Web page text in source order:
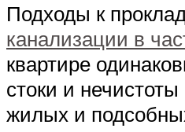
Подходы к
канализации в
квартире
стоки и
жилых и